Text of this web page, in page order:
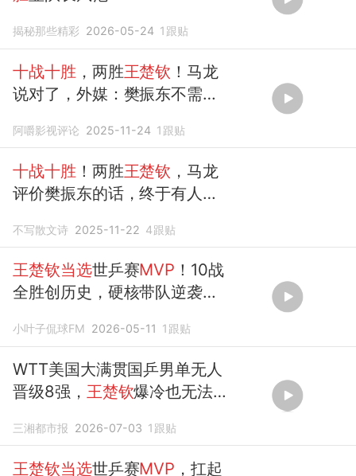
揭秘那些精彩 2026-05-24 1 跟贴
十战十胜 ，两胜王楚钦 ！马龙
说对了，外媒：樊振东不需要
阿嚼影视评论 2025-11-24 1 跟贴
十战十胜 ！两胜王楚钦 ，马龙
评价樊振东的话，终于有人信
不写散文诗 2025-11-22 4跟贴
王楚钦当选世乒赛MVP ！10战
全胜创历史，硬核带队逆袭登
小叶子侃球FM 2026-05-11 1 跟贴
WTT美国大满贯国乒男单无人
晋级8强， 王楚钦爆冷也无法
三湘都市报 2026-07-03 1 跟贴
王楚钦当选世乒赛MVP ，扛起